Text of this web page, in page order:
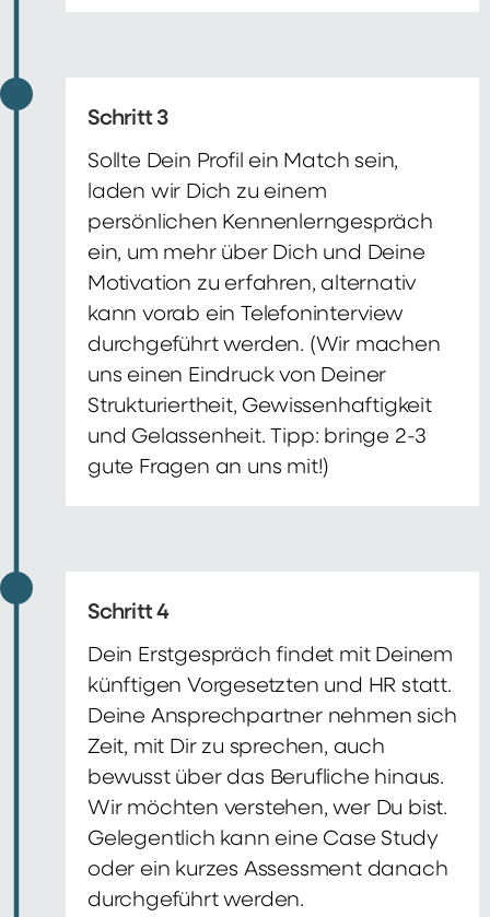
Schritt 3
Sollte Dein Profil ein Match sein,
laden wir Dich zu einem
persönlichen Kennenlerngespräch
ein, um mehr über Dich und Deine
Motivation zu erfahren, alternativ
kann vorab ein Telefoninterview
durchgeführt werden. (Wir machen
uns einen Eindruck von Deiner
Strukturiertheit, Gewissenhaftigkeit
und Gelassenheit. Tipp: bringe 2-3
gute Fragen an uns mit!)
Schritt 4
Dein Erstgespräch findet mit Deinem
künftigen Vorgesetzten und HR statt.
Deine Ansprechpartner nehmen sich
Zeit, mit Dir zu sprechen, auch
bewusst über das Berufliche hinaus.
Wir möchten verstehen, wer Du bist.
Gelegentlich kann eine Case Study
oder ein kurzes Assessment danach
durchgeführt werden.